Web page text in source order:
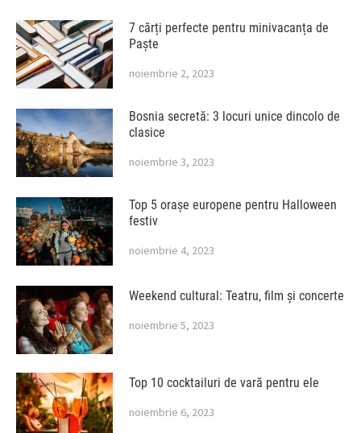
7 cărți perfecte pentru minivacanța de
Paște
noiembrie 2, 2023
Bosnia secretă: 3 locuri unice dincolo de
clasice
noiembrie 3, 2023
Top 5 orașe europene pentru Halloween
festiv
noiembrie 4, 2023
Weekend cultural: Teatru, film și concerte
noiembrie 5, 2023
Top 10 cocktailuri de vară pentru ele
noiembrie 6, 2023